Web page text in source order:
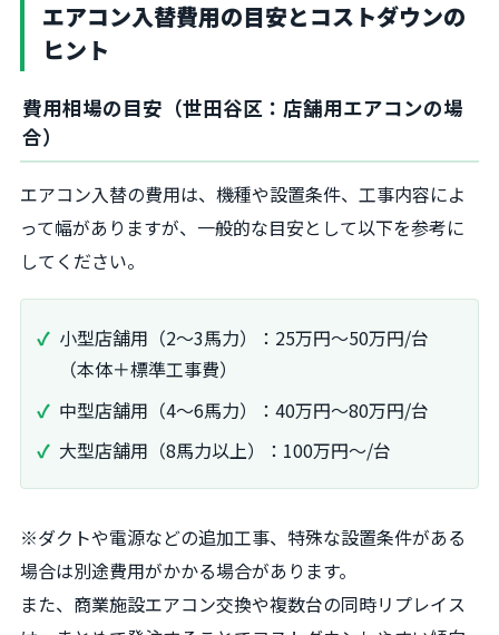
エアコン入替費用の目安とコストダウンの
ヒント
費用相場の目安（世田谷区：店舗用エアコンの場
合）
エアコン入替の費用は、機種や設置条件、工事内容によ
って幅がありますが、一般的な目安として以下を参考に
してください。
小型店舗用（2〜3馬力）：25万円〜50万円/台
（本体＋標準工事費）
中型店舗用（4〜6馬力）：40万円〜80万円/台
大型店舗用（8馬力以上）：100万円〜/台
※ダクトや電源などの追加工事、特殊な設置条件がある
場合は別途費用がかかる場合があります。
また、商業施設エアコン交換や複数台の同時リプレイス